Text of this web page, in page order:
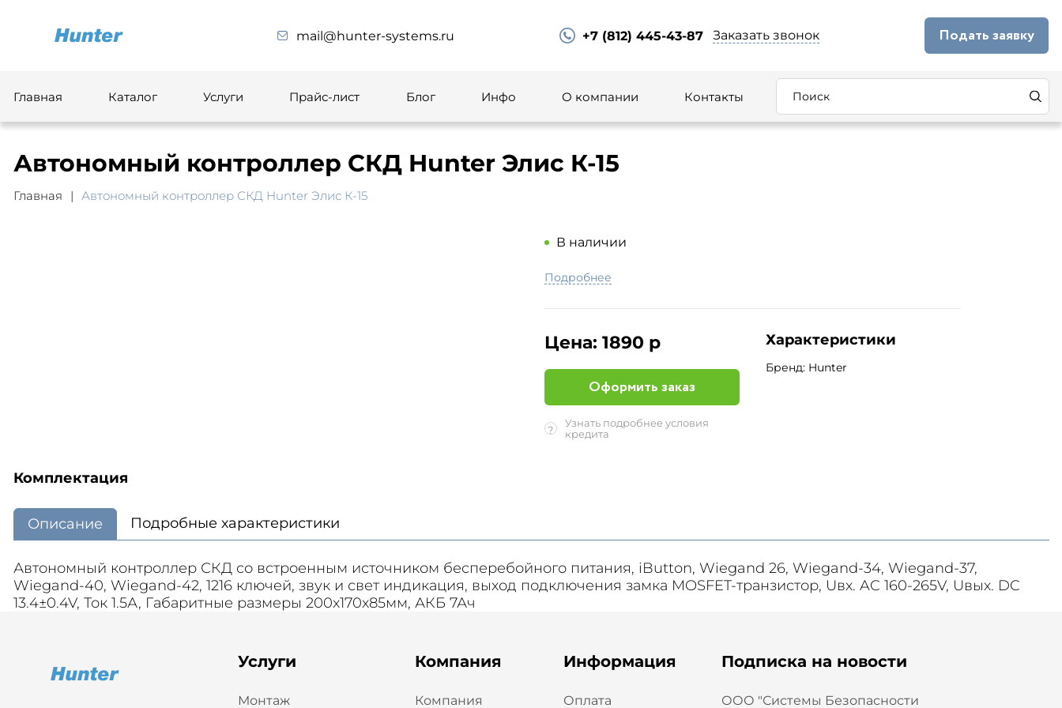
mail@hunter-systems.ru +7 (812) 445-43-87 Заказать звонок Подать заявку
Главная Каталог Услуги Прайс-лист Блог Инфо О компании Контакты
Автономный контроллер СКД Hunter Элис К-15
Главная Автономный контроллер СКД Hunter Элис К-15
В наличии
Подробнее
Цена: 1890 р
Оформить заказ
?
Узнать подробнее условия
кредита
Характеристики
Бренд: Hunter
Комплектация
Описание Подробные характеристики
Автономный контроллер СКД со встроенным источником бесперебойного питания, iButton, Wiegand 26, Wiegand-34, Wiegand-37,
Wiegand-40, Wiegand-42, 1216 ключей, звук и свет индикация, выход подключения замка MOSFET-транзистор, Uвх. AC 160-265V, Uвых. DC
13.4±0.4V, Ток 1.5А, Габаритные размеры 200x170x85мм, АКБ 7Ач
Услуги
Монтаж
Компания
Компания
Информация
Оплата
Подписка на новости
ООО "Системы Безопасности